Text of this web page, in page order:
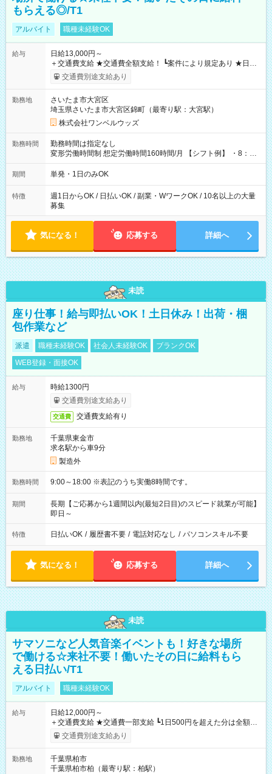
もらえる◎/T1
アルバイト 職種未経験OK
給与
日給13,000円～
＋交通費支給 ★交通費全額支給！ ┗案件により規定あり ★日払
いOK！（規定あり） ┗働いたその日に現金GET♪ お仕事後はコ
ンビニATMから 日払い分を引き落とせます！ 【試用期間】試
交通費別途支給あり
勤務地
さいたま市大宮区
埼玉県さいたま市大宮区錦町（最寄り駅：大宮駅）
株式会社ワンベルウッズ
勤務時間
勤務時間は指定なし
変形労働時間制 想定労働時間160時間/月 【シフト例】 ・8：00
～21：00
期間 単発・1日のみOK
特徴
週1日からOK / 日払いOK / 副業・WワークOK / 10名以上の大量
募集
気になる！ 応募する 詳細へ
未読
座り仕事！給与即払いOK！土日休み！出荷・梱
包作業など
派遣 職種未経験OK 社会人未経験OK
ブランクOK
WEB登録・面接OK
給与
時給1300円
交通費別途支給あり
交通費 交通費支給有り
勤務地
千葉県東金市
求名駅から車9分
製造外
勤務時間 9:00～18:00 ※表記のうち実働8時間です。
期間
長期【ご応募から1週間以内(最短2日目)のスピード就業が可能】
即日～
特徴 日払いOK / 履歴書不要 / 電話対応なし / パソコンスキル不要
気になる！ 応募する 詳細へ
未読
サマソニなど人気音楽イベントも！好きな場所
で働ける☆来社不要！働いたその日に給料もら
える日払い/T1
アルバイト 職種未経験OK
給与
日給12,000円～
＋交通費支給 ★交通費一部支給 ┗1日500円を超えた分は全額支
給！ ※往復500円以内の方は自己負担となります ★日払いOK！
（規定あり） ┗働いたその日に現金GET♪ お仕事後はコンビニ
なし
交通費別途支給あり
勤務地
千葉県柏市
千葉県柏市柏（最寄り駅：柏駅）